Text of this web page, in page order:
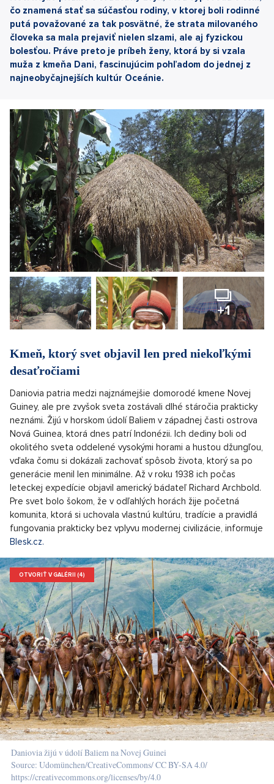
čo znamená stať sa súčasťou rodiny, v ktorej boli rodinné
putá považované za tak posvätné, že strata milovaného
človeka sa mala prejaviť nielen slzami, ale aj fyzickou
bolesťou. Práve preto je príbeh ženy, ktorá by si vzala
muža z kmeňa Dani, fascinujúcim pohľadom do jednej z
najneobyčajnejších kultúr Oceánie.
+1
Kmeň, ktorý svet objavil len pred niekoľkými
desaťročiami
Daniovia patria medzi najznámejšie domorodé kmene Novej
Guiney, ale pre zvyšok sveta zostávali dlhé stáročia prakticky
neznámi. Žijú v horskom údolí Baliem v západnej časti ostrova
Nová Guinea, ktorá dnes patrí Indonézii. Ich dediny boli od
okolitého sveta oddelené vysokými horami a hustou džungľou,
vďaka čomu si dokázali zachovať spôsob života, ktorý sa po
generácie menil len minimálne. Až v roku 1938 ich počas
leteckej expedície objavil americký bádateľ Richard Archbold.
Pre svet bolo šokom, že v odľahlých horách žije početná
komunita, ktorá si uchovala vlastnú kultúru, tradície a pravidlá
fungovania prakticky bez vplyvu modernej civilizácie, informuje
Blesk.cz.
OTVORIŤ V GALÉRII (4)
Daniovia žijú v údolí Baliem na Novej Guinei
Source: Udomünchen/CreativeCommons/ CC BY-SA 4.0/
https://creativecommons.org/licenses/by/4.0